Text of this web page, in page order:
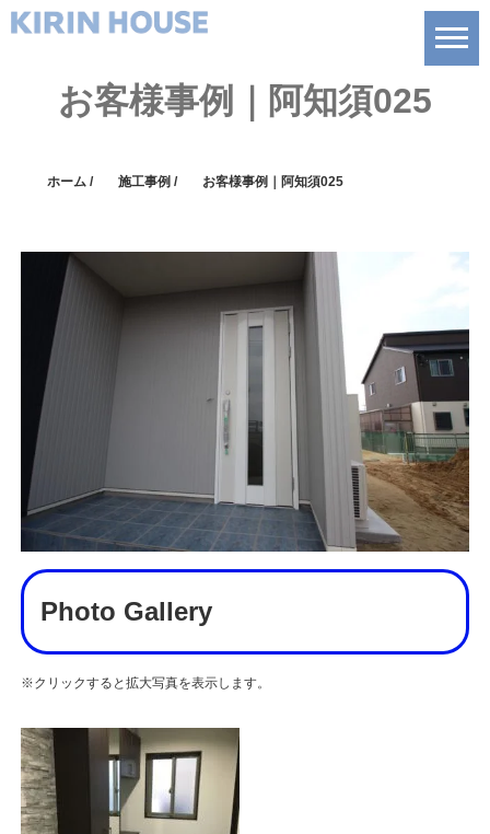
お客様事例｜阿知須025
ホーム / 施工事例 / お客様事例｜阿知須025
Photo Gallery
※クリックすると拡大写真を表示します。